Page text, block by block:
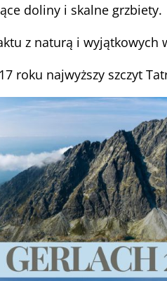
doliny i skalne grzbiety.
z naturą i
roku najwyższy szczyt